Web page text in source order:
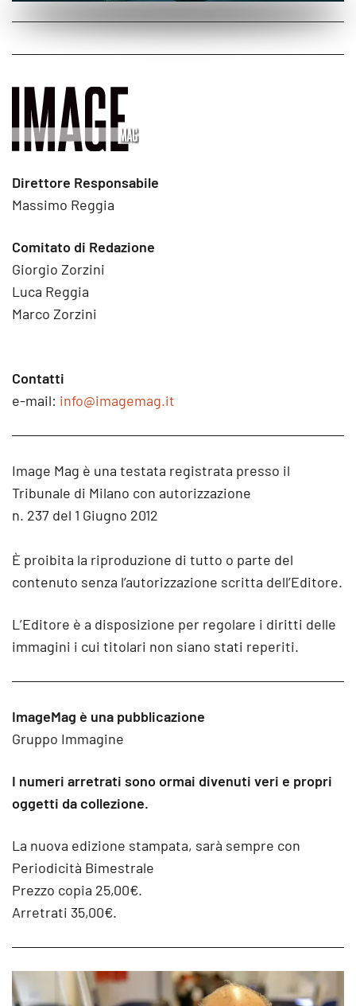
Direttore Responsabile
Massimo Reggia
Comitato di Redazione
Giorgio Zorzini
Luca Reggia
Marco Zorzini
Contatti
e-mail: info@imagemag.it
Image Mag è una testata registrata presso il
Tribunale di Milano con autorizzazione
n. 237 del 1 Giugno 2012
È proibita la riproduzione di tutto o parte del
contenuto senza l’autorizzazione scritta dell’Editore.
L’Editore è a disposizione per regolare i diritti delle
immagini i cui titolari non siano stati reperiti.
ImageMag è una pubblicazione
Gruppo Immagine
I numeri arretrati sono ormai divenuti veri e propri
oggetti da collezione.
La nuova edizione stampata, sarà sempre con
Periodicità Bimestrale
Prezzo copia 25,00€.
Arretrati 35,00€.